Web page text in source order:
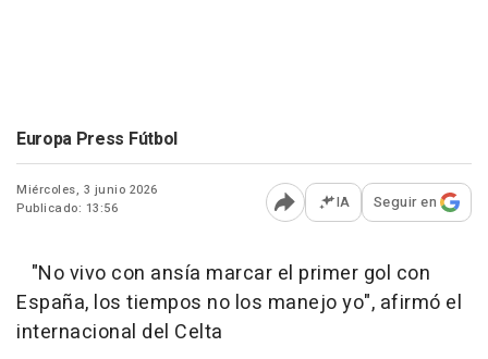
Europa Press Fútbol
Miércoles, 3 junio 2026
Publicado: 13:56
Abrir opciones para
IA Seguir en
"No vivo con ansía marcar el primer gol con
España, los tiempos no los manejo yo", afirmó el
internacional del Celta